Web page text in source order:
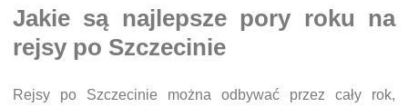
Jakie są najlepsze pory roku na
rejsy po Szczecinie
Rejsy po Szczecinie można odbywać przez cały rok,